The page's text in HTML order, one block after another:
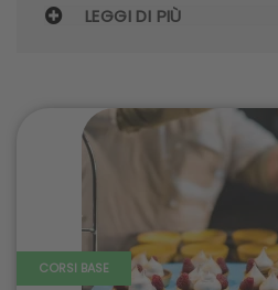
LEGGI DI PIÙ
CORSI BASE